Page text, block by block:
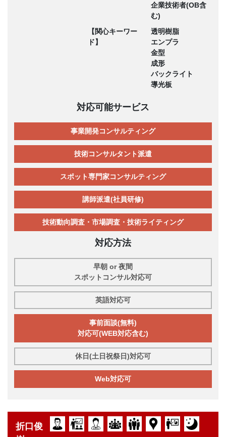
企業技術者(OB含
む)
【関心キーワー
ド】
透明樹脂
エンプラ
金型
成形
バックライト
導光板
対応可能サービス
事業開発コンサルティング
技術コンサルタント派遣
スポット専門家コンサルティング
講師派遣(社員研修)
技術動向調査・市場調査・技術ライティング
対応方法
早朝 or 夜間
スポットコンサル対応可
英語対応可
事前面談(無料)
対応可(WEB対応含む)
休日(土日祝祭日)対応可
Web対応可
折口俊